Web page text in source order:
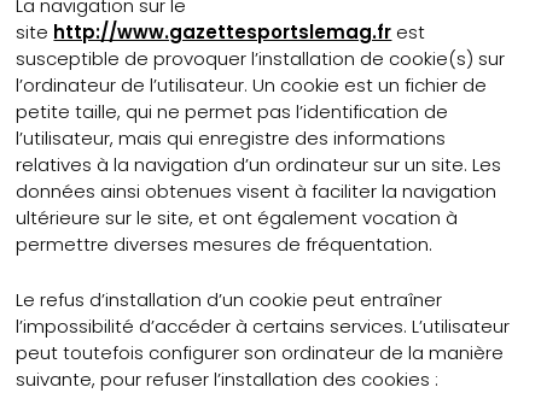
La navigation sur le
site http://www.gazettesportslemag.fr est
susceptible de provoquer l’installation de cookie(s) sur
l’ordinateur de l’utilisateur. Un cookie est un fichier de
petite taille, qui ne permet pas l’identification de
l’utilisateur, mais qui enregistre des informations
relatives à la navigation d’un ordinateur sur un site. Les
données ainsi obtenues visent à faciliter la navigation
ultérieure sur le site, et ont également vocation à
permettre diverses mesures de fréquentation.
Le refus d’installation d’un cookie peut entraîner
l’impossibilité d’accéder à certains services. L’utilisateur
peut toutefois configurer son ordinateur de la manière
suivante, pour refuser l’installation des cookies :